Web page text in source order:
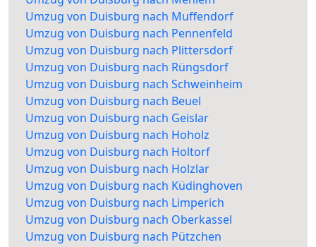
Umzug von Duisburg nach Muffendorf
Umzug von Duisburg nach Pennenfeld
Umzug von Duisburg nach Plittersdorf
Umzug von Duisburg nach Rüngsdorf
Umzug von Duisburg nach Schweinheim
Umzug von Duisburg nach Beuel
Umzug von Duisburg nach Geislar
Umzug von Duisburg nach Hoholz
Umzug von Duisburg nach Holtorf
Umzug von Duisburg nach Holzlar
Umzug von Duisburg nach Küdinghoven
Umzug von Duisburg nach Limperich
Umzug von Duisburg nach Oberkassel
Umzug von Duisburg nach Pützchen